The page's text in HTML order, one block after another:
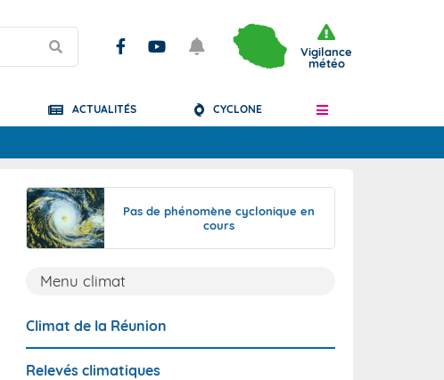
Articles
Vigilance
météo
ACTUALITÉS CYCLONE
Pas de phénomène cyclonique en
cours
Menu climat
Climat de la Réunion
Relevés climatiques